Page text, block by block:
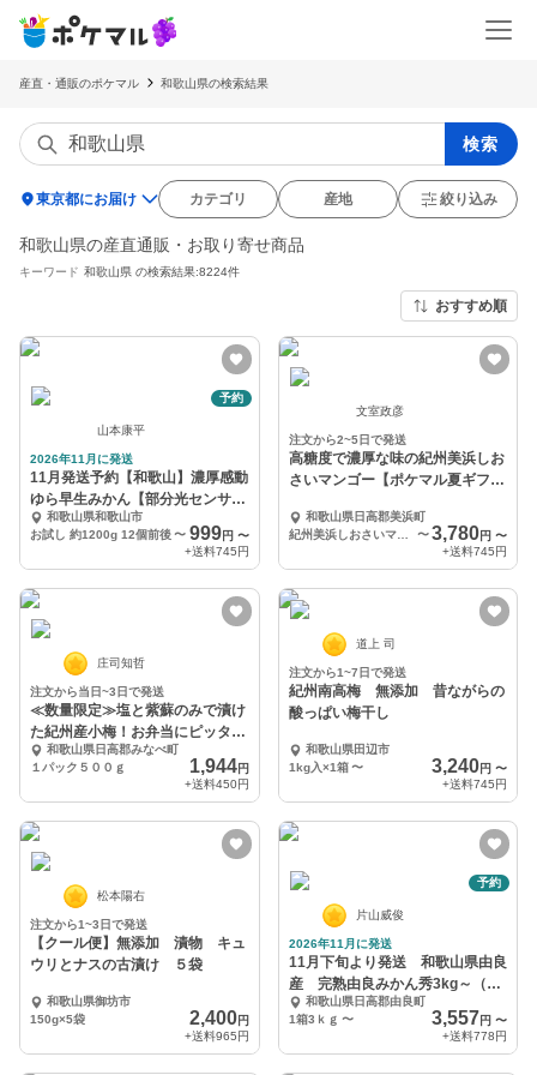
産直・通販のポケマル 和歌山県の検索結果
検索
location_on東京都にお届け カテゴリ 産地 絞り込み
和歌山県の産直通販・お取り寄せ商品
キーワード 和歌山県 の検索結果:8224件
おすすめ順
予約
山本康平
2026年11月に発送
11月発送予約【和歌山】濃厚感動
ゆら早生みかん【部分光センサー
糖度計測】
和歌山県和歌山市
お試し 約1200g 12個前後〜 999円 〜
+送料745円
文室政彦
注文から2~5日で発送
高糖度で濃厚な味の紀州美浜しお
さいマンゴー【ポケマル夏ギフ
和歌山県日高郡美浜町
紀州美浜しおさいマンゴー 700～800g 2個
〜3,780円 〜
+送料745円
庄司知哲
注文から当日~3日で発送
≪数量限定≫塩と紫蘇のみで漬け
た紀州産小梅！お弁当にピッタリ
です！
和歌山県日高郡みなべ町
１パック５００ｇ
1,944円
+送料450円
道上 司
注文から1~7日で発送
紀州南高梅 無添加 昔ながらの
酸っぱい梅干し
和歌山県田辺市
1kg入×1箱 〜 3,240円 〜
+送料745円
松本陽右
注文から1~3日で発送
【クール便】無添加 漬物 キュ
ウリとナスの古漬け ５袋
和歌山県御坊市
150g×5袋
2,400円
+送料965円
予約
片山威俊
2026年11月に発送
11月下旬より発送 和歌山県由良
産 完熟由良みかん秀3kg～（L
ＭＳサイズ混）
和歌山県日高郡由良町
1箱3ｋｇ 〜 3,557円 〜
+送料778円